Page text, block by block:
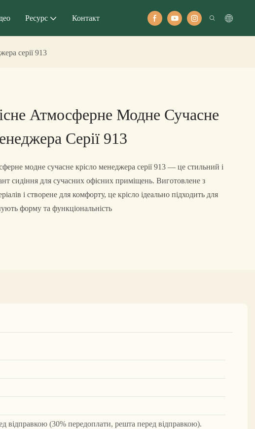
Ресурс Контакт
серії 913
Атмосферне Модне Сучасне
Серії 913
модне сучасне крісло менеджера серії 913 — це стильний і
сидіння для сучасних офісних приміщень. Виготовлене з
і створене для комфорту, це крісло ідеально підходить для
форму та функціональність
відправкою (30% передоплати, решта перед відправкою).